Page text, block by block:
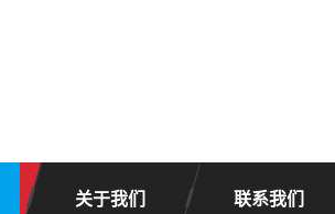
关于我们 联系我们